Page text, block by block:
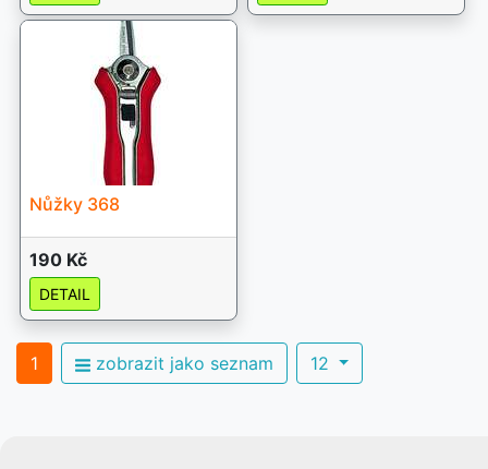
Nůžky 368
190 Kč
DETAIL
1 zobrazit jako seznam 12